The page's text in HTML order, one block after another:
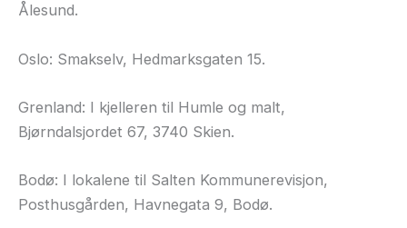
Ålesund.
Oslo: Smakselv, Hedmarksgaten 15.
Grenland: I kjelleren til Humle og malt,
Bjørndalsjordet 67, 3740 Skien.
Bodø: I lokalene til Salten Kommunerevisjon,
Posthusgården, Havnegata 9, Bodø.